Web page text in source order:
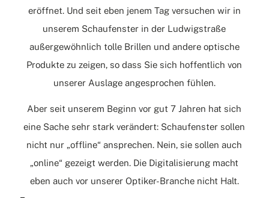
eröffnet. Und seit eben jenem Tag versuchen wir in
unserem Schaufenster in der Ludwigstraße
außergewöhnlich tolle Brillen und andere optische
Produkte zu zeigen, so dass Sie sich hoffentlich von
unserer Auslage angesprochen fühlen.
Aber seit unserem Beginn vor gut 7 Jahren hat sich
eine Sache sehr stark verändert: Schaufenster sollen
nicht nur „offline“ ansprechen. Nein, sie sollen auch
„online“ gezeigt werden. Die Digitalisierung macht
eben auch vor unserer Optiker-Branche nicht Halt.